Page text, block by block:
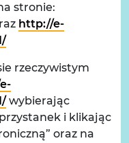
stronie:
http://e-
rzeczywistym
wybierając
i klikając
oraz na